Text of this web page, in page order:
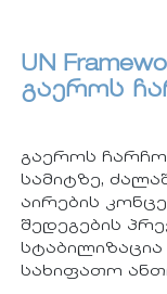
UN
გაეროს
გაეროს
სამიტზე,
აირების
შედეგების
სახიფათო